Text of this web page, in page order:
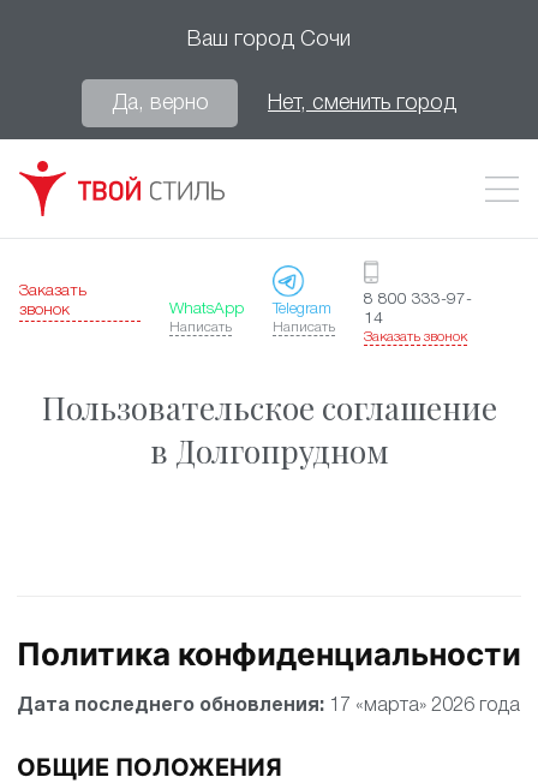
Ваш город Сочи
Да, верно Нет, сменить город
Заказать
звонок
WhatsApp
Написать
Telegram
Написать
8 800 333-97-
14
Заказать звонок
Пользовательское соглашение
в Долгопрудном
Политика конфиденциальности
Дата последнего обновления: 17 «марта» 2026 года
ОБЩИЕ ПОЛОЖЕНИЯ